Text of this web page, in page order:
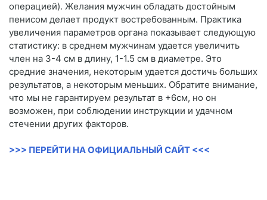
операцией). Желания мужчин обладать достойным
пенисом делает продукт востребованным. Практика
увеличения параметров органа показывает следующую
статистику: в среднем мужчинам удается увеличить
член на 3-4 см в длину, 1-1.5 см в диаметре. Это
средние значения, некоторым удается достичь больших
результатов, а некоторым меньших. Обратите внимание,
что мы не гарантируем результат в +6см, но он
возможен, при соблюдении инструкции и удачном
стечении других факторов.
>>> ПЕРЕЙТИ НА ОФИЦИАЛЬНЫЙ САЙТ <<<